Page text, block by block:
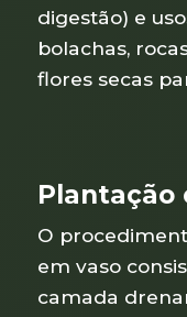
digestão) e
bolachas,
flores secas
Plantação
O
em vaso
camada